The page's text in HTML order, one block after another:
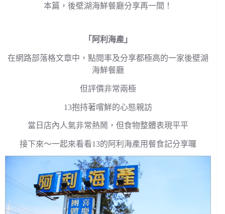
本篇，後壁湖海鮮餐廳分享再一間！
「阿利海產」
在網路部落格文章中，點閱率及分享都極高的一家後壁湖
海鮮餐廳
但評價非常兩極
13抱持著嚐鮮的心態親訪
當日店內人氣非常熱鬧，但食物整體表現平平
接下來～一起來看看13的阿利海產用餐食記分享囉